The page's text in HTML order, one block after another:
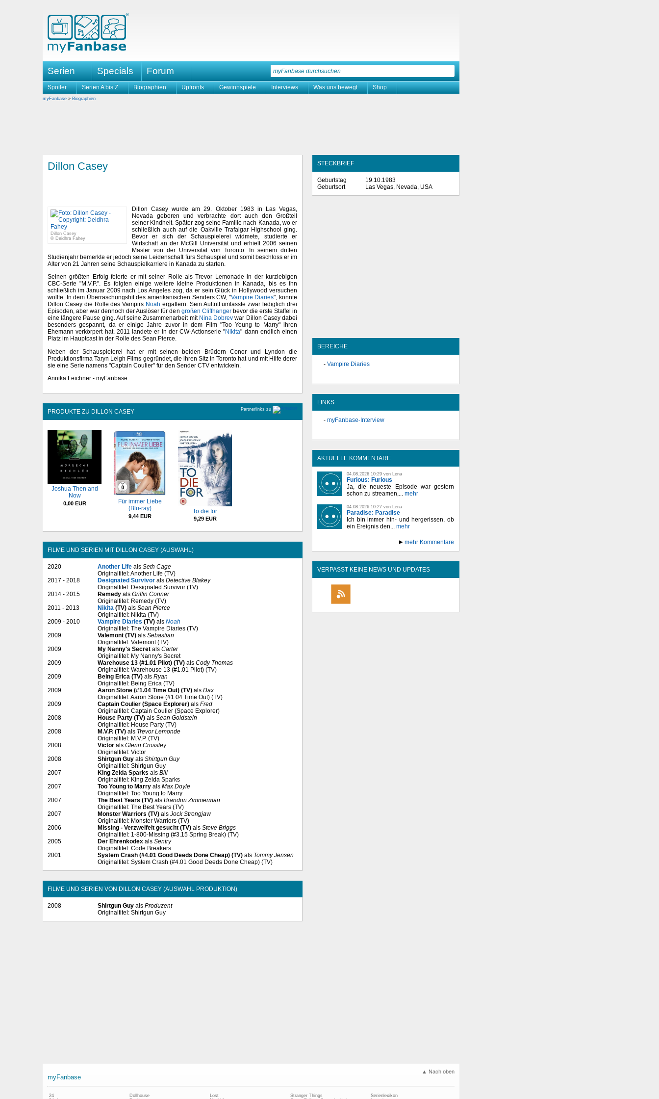
Serien Specials Forum
Spoiler Serien A bis Z Biographien Upfronts Gewinnspiele Interviews Was uns bewegt Shop
myFanbase » Biographien
Dillon Casey
Dillon Casey
© Deidhra Fahey
Dillon Casey wurde am 29. Oktober 1983 in Las Vegas,
Nevada geboren und verbrachte dort auch den Großteil
seiner Kindheit. Später zog seine Familie nach Kanada, wo er
schließlich auch auf die Oakville Trafalgar Highschool ging.
Bevor er sich der Schauspielerei widmete, studierte er
Wirtschaft an der McGill Universität und erhielt 2006 seinen
Master von der Universität von Toronto. In seinem dritten
Studienjahr bemerkte er jedoch seine Leidenschaft fürs Schauspiel und somit beschloss er im
Alter von 21 Jahren seine Schauspielkarriere in Kanada zu starten.
Seinen größten Erfolg feierte er mit seiner Rolle als Trevor Lemonade in der kurzlebigen
CBC-Serie "M.V.P.". Es folgten einige weitere kleine Produktionen in Kanada, bis es ihn
schließlich im Januar 2009 nach Los Angeles zog, da er sein Glück in Hollywood versuchen
wollte. In dem Überraschungshit des amerikanischen Senders CW, "Vampire Diaries", konnte
Dillon Casey die Rolle des Vampirs Noah ergattern. Sein Auftritt umfasste zwar lediglich drei
Episoden, aber war dennoch der Auslöser für den großen Cliffhangerbevor die erste Staffel in
eine längere Pause ging. Auf seine Zusammenarbeit mit Nina Dobrev war Dillon Casey dabei
besonders gespannt, da er einige Jahre zuvor in dem Film "Too Young to Marry" ihren
Ehemann verkörpert hat. 2011 landete er in der CW-Actionserie "Nikita" dann endlich einen
Platz im Hauptcast in der Rolle des Sean Pierce.
Neben der Schauspielerei hat er mit seinen beiden Brüdern Conor und Lyndon die
Produktionsfirma Taryn Leigh Films gegründet, die ihren Sitz in Toronto hat und mit Hilfe derer
sie eine Serie namens "Captain Coulier" für den Sender CTV entwickeln.
Annika Leichner - myFanbase
Partnerlinks zu
PRODUKTE ZU DILLON CASEY
Joshua Then and
Now
0,00 EUR
Für immer Liebe
(Blu-ray)
9,44 EUR
To die for
9,29 EUR
FILME UND SERIEN MIT DILLON CASEY (AUSWAHL)
2020 Another Life als Seth Cage
Originaltitel: Another Life (TV)
2017 - 2018
Designated Survivor als Detective Blakey
Originaltitel: Designated Survivor (TV)
2014 - 2015
Remedy als Griffin Conner
Originaltitel: Remedy (TV)
2011 - 2013
Nikita (TV) als Sean Pierce
Originaltitel: Nikita (TV)
2009 - 2010
Vampire Diaries (TV) als Noah
Originaltitel: The Vampire Diaries (TV)
2009
Valemont (TV) als Sebastian
Originaltitel: Valemont (TV)
2009
My Nanny's Secret als Carter
Originaltitel: My Nanny's Secret
2009
Warehouse 13 (#1.01 Pilot) (TV) als Cody Thomas
Originaltitel: Warehouse 13 (#1.01 Pilot) (TV)
2009
Being Erica (TV) als Ryan
Originaltitel: Being Erica (TV)
2009
Aaron Stone (#1.04 Time Out) (TV) als Dax
Originaltitel: Aaron Stone (#1.04 Time Out) (TV)
2009
Captain Coulier (Space Explorer) als Fred
Originaltitel: Captain Coulier (Space Explorer)
2008
House Party (TV) als Sean Goldstein
Originaltitel: House Party (TV)
2008
M.V.P. (TV) als Trevor Lemonde
Originaltitel: M.V.P. (TV)
2008
Victor als Glenn Crossley
Originaltitel: Victor
2008
Shirtgun Guy als Shirtgun Guy
Originaltitel: Shirtgun Guy
2007
King Zelda Sparks als Bill
Originaltitel: King Zelda Sparks
2007
Too Young to Marry als Max Doyle
Originaltitel: Too Young to Marry
2007
The Best Years (TV) als Brandon Zimmerman
Originaltitel: The Best Years (TV)
2007
Monster Warriors (TV) als Jock Strongjaw
Originaltitel: Monster Warriors (TV)
2006
Missing - Verzweifelt gesucht (TV) als Steve Briggs
Originaltitel: 1-800-Missing (#3.15 Spring Break) (TV)
2005
Der Ehrenkodex als Sentry
Originaltitel: Code Breakers
2001
System Crash (#4.01 Good Deeds Done Cheap) (TV) als Tommy Jensen
Originaltitel: System Crash (#4.01 Good Deeds Done Cheap) (TV)
FILME UND SERIEN VON DILLON CASEY (AUSWAHL PRODUKTION)
2008 Shirtgun Guy als Produzent
Originaltitel: Shirtgun Guy
STECKBRIEF
Geburtstag
19.10.1983
Geburtsort
Las Vegas, Nevada, USA
BEREICHE
Vampire Diaries
LINKS
myFanbase-Interview
AKTUELLE KOMMENTARE
04.08.2026 10:29 von Lena
Furious: Furious
Ja, die neueste Episode war gestern
schon zu streamen,... mehr
04.08.2026 10:27 von Lena
Paradise: Paradise
Ich bin immer hin- und hergerissen, ob
ein Ereignis den... mehr
mehr Kommentare
VERPASST KEINE NEWS UND UPDATES
▲ Nach oben
myFanbase
24
Dollhouse
Lost
Stranger Things
Serienlexikon